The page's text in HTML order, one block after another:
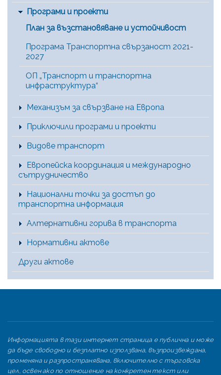
Програми и проекти
План за възстановяване и устойчивост
Програма Транспортна свързаност 2021-
2027
ОП „Транспорт и транспортна
инфраструктура“
Механизъм за свързване на Европа
Приключили програми и проекти
Видове транспорт
Европейска координация и международно
сътрудничество
Национални точки за достъп до
транспортна информация
Алтернативни горива в транспорта
Нормативни актове
Други актове
Информацията в тази интернет страница е публична и може
да бъде свободно и безплатно използвана, възпроизвеждана,
променяна и разпространявана, включително с търговска
цел, освен ако по отношение на конкретен текст или